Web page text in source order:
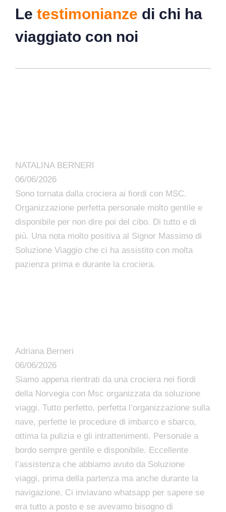
Le testimonianze di chi ha
viaggiato con noi
NATALINA BERNERI
06/06/2026
Sono tornata dalla crociera ai fiordi con MSC.
Organizzazione perfetta personale molto gentile e
disponibile per non dire poi del cibo. Di tutto e di
più. Una nota molto positiva al Signor Massimo di
Soluzione Viaggio che ci ha assistito con molta
pazienza prima e durante la crociera.
Adriana Berneri
06/06/2026
Siamo appena rientrati da una crociera nei fiordi
della Norvegia con Msc organizzata da soluzione
viaggi. Tutto perfetto, perfetta l’organizzazione sulla
nave, perfette le procedure di imbarco e sbarco,
ottima la pulizia e gli intrattenimenti. Personale a
bordo sempre gentile e disponibile. Eccellente
l’assistenza che abbiamo avuto da Soluzione
viaggi, prima della partenza ma anche durante la
navigazione. Ci inviavano whatsapp per sapere se
era tutto a posto e se avevamo bisogno di